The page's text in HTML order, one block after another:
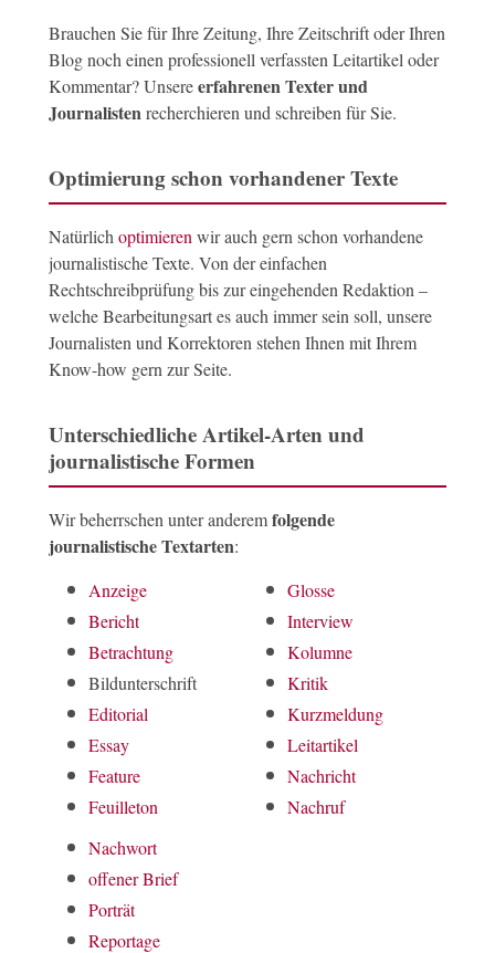
Brauchen Sie für Ihre Zeitung, Ihre Zeitschrift oder Ihren
Blog noch einen professionell verfassten Leitartikel oder
Kommentar? Unsereerfahrenen Texter und
Journalisten recherchieren und schreiben für Sie.
Optimierung schon vorhandener Texte
Natürlich optimieren wir auch gern schon vorhandene
journalistische Texte. Von der einfachen
Rechtschreibprüfung bis zur eingehenden Redaktion –
welche Bearbeitungsart es auch immer sein soll, unsere
Journalisten und Korrektoren stehen Ihnen mit Ihrem
Know-how gern zur Seite.
Unterschiedliche Artikel-Arten und
journalistische Formen
Wir beherrschen unter anderemfolgende
journalistische Textarten:
Anzeige
Bericht
Betrachtung
Bildunterschrift
Editorial
Essay
Feature
Feuilleton
Glosse
Interview
Kolumne
Kritik
Kurzmeldung
Leitartikel
Nachricht
Nachruf
Nachwort
offener Brief
Porträt
Reportage